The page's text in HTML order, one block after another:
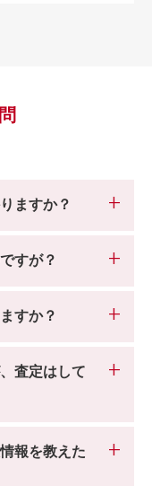
ますか？
すが？
すか？
査定はして
報を教えた